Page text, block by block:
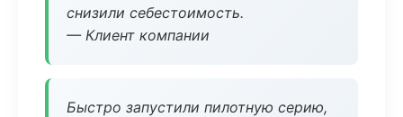
снизили себестоимость.
— Клиент компании
Быстро запустили пилотную серию,